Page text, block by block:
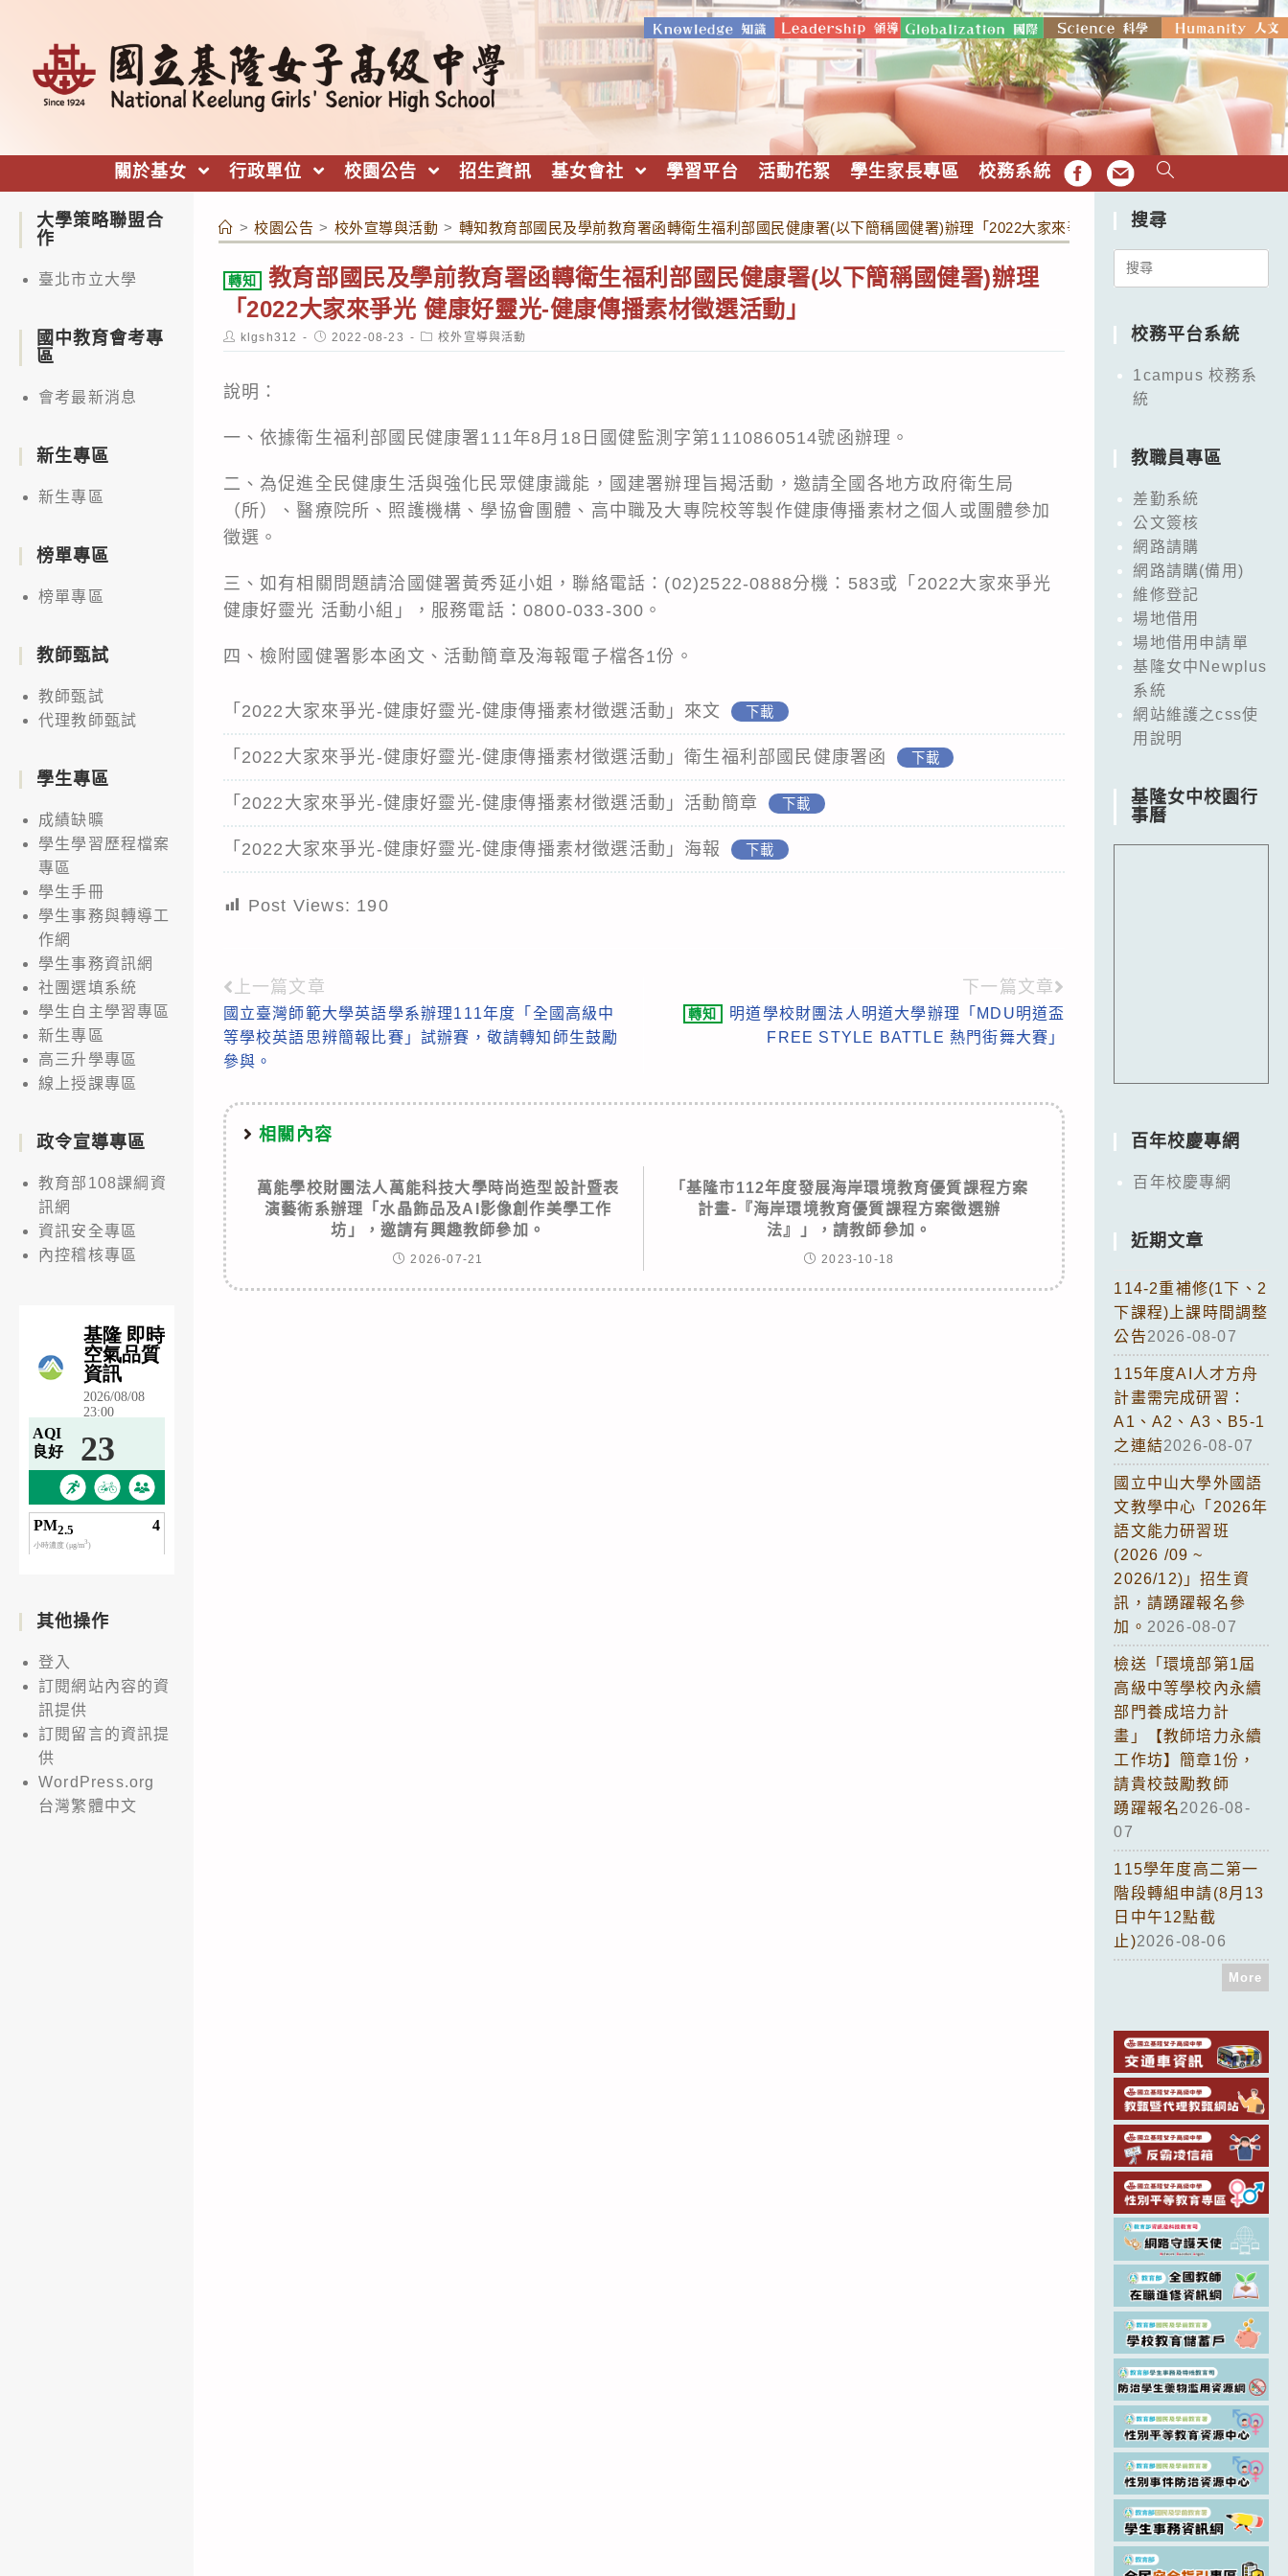
關於基女 行政單位 校園公告 招生資訊 基女會社 學習平台 活動花絮 學生家長專區 校務系統 FB EMAIL
> 校園公告 > 校外宣導與活動 > 轉知教育部國民及學前教育署函轉衛生福利部國民健康署(以下簡稱國健署)辦理「2022大家來爭光 健康好靈光-健康傳播素材徵
轉知
教育部國民及學前教育署函轉衛生福利部國民健康署(以下簡稱國健署)辦理
「2022大家來爭光 健康好靈光-健康傳播素材徵選活動」
Post
author:
klgsh312
Post
published:
2022-08-23
Post
category:
校外宣導與活動
說明：
一、依據衛生福利部國民健康署111年8月18日國健監測字第1110860514號函辦理。
二、為促進全民健康生活與強化民眾健康識能，國建署辦理旨揭活動，邀請全國各地方政府衛生局
（所）、醫療院所、照護機構、學協會團體、高中職及大專院校等製作健康傳播素材之個人或團體參加
徵選。
三、如有相關問題請洽國健署黃秀延小姐，聯絡電話：(02)2522-0888分機：583或「2022大家來爭光
健康好靈光 活動小組」，服務電話：0800-033-300。
四、檢附國健署影本函文、活動簡章及海報電子檔各1份。
「2022大家來爭光-健康好靈光-健康傳播素材徵選活動」來文 下載
「2022大家來爭光-健康好靈光-健康傳播素材徵選活動」衛生福利部國民健康署函 下載
「2022大家來爭光-健康好靈光-健康傳播素材徵選活動」活動簡章 下載
「2022大家來爭光-健康好靈光-健康傳播素材徵選活動」海報 下載
Post Views: 190
Read
more
articles
上一篇文章
國立臺灣師範大學英語學系辦理111年度「全國高級中
等學校英語思辨簡報比賽」試辦賽，敬請轉知師生鼓勵
參與。
下一篇文章
轉知
明道學校財團法人明道大學辦理「MDU明道盃
FREE STYLE BATTLE 熱門街舞大賽」
相關內容
萬能學校財團法人萬能科技大學時尚造型設計暨表
演藝術系辦理「水晶飾品及AI影像創作美學工作
坊」，邀請有興趣教師參加。
2026-07-21
「基隆市112年度發展海岸環境教育優質課程方案
計畫-『海岸環境教育優質課程方案徵選辦
法』」，請教師參加。
2023-10-18
大學策略聯盟合
作
臺北市立大學
國中教育會考專
區
會考最新消息
新生專區
新生專區
榜單專區
榜單專區
教師甄試
教師甄試
代理教師甄試
學生專區
成績缺曠
學生學習歷程檔案
專區
學生手冊
學生事務與轉導工
作網
學生事務資訊網
社團選填系統
學生自主學習專區
新生專區
高三升學專區
線上授課專區
政令宣導專區
教育部108課綱資
訊網
資訊安全專區
內控稽核專區
其他操作
登入
訂閱網站內容的資
訊提供
訂閱留言的資訊提
供
WordPress.org
台灣繁體中文
搜尋
Search
校務平台系統
1campus 校務系
統
教職員專區
差勤系統
公文簽核
網路請購
網路請購(備用)
維修登記
場地借用
場地借用申請單
基隆女中Newplus
系統
網站維護之css使
用說明
基隆女中校園行
事曆
百年校慶專網
百年校慶專網
近期文章
114-2重補修(1下、2
下課程)上課時間調整
公告2026-08-07
115年度AI人才方舟
計畫需完成研習：
A1、A2、A3、B5-1
之連結2026-08-07
國立中山大學外國語
文教學中心「2026年
語文能力研習班
(2026 /09 ~
2026/12)」招生資
訊，請踴躍報名參
加。 2026-08-07
檢送「環境部第1屆
高級中等學校內永續
部門養成培力計
畫」【教師培力永續
工作坊】簡章1份，
請貴校鼓勵教師
踴躍報名2026-08-
07
115學年度高二第一
階段轉組申請(8月13
日中午12點截
止)2026-08-06
More